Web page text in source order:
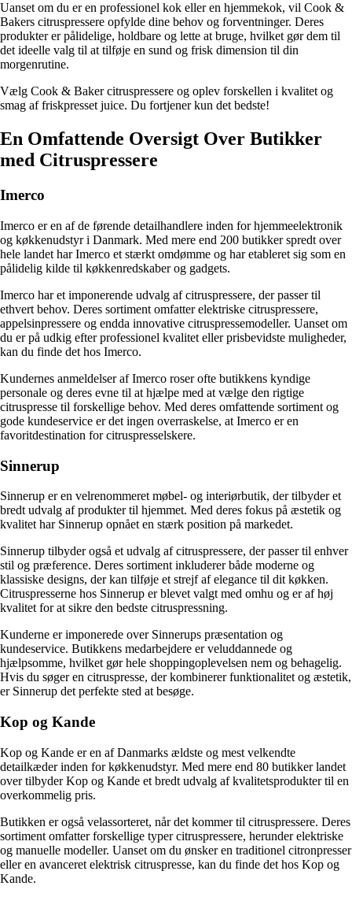
Uanset om du er en professionel kok eller en hjemmekok, vil Cook &
Bakers citruspressere opfylde dine behov og forventninger. Deres
produkter er pålidelige, holdbare og lette at bruge, hvilket gør dem til
det ideelle valg til at tilføje en sund og frisk dimension til din
morgenrutine.
Vælg Cook & Baker citruspressere og oplev forskellen i kvalitet og
smag af friskpresset juice. Du fortjener kun det bedste!
En Omfattende Oversigt Over Butikker
med Citruspressere
Imerco
Imerco er en af de førende detailhandlere inden for hjemmeelektronik
og køkkenudstyr i Danmark. Med mere end 200 butikker spredt over
hele landet har Imerco et stærkt omdømme og har etableret sig som en
pålidelig kilde til køkkenredskaber og gadgets.
Imerco har et imponerende udvalg af citruspressere, der passer til
ethvert behov. Deres sortiment omfatter elektriske citruspressere,
appelsinpressere og endda innovative citruspressemodeller. Uanset om
du er på udkig efter professionel kvalitet eller prisbevidste muligheder,
kan du finde det hos Imerco.
Kundernes anmeldelser af Imerco roser ofte butikkens kyndige
personale og deres evne til at hjælpe med at vælge den rigtige
citruspresse til forskellige behov. Med deres omfattende sortiment og
gode kundeservice er det ingen overraskelse, at Imerco er en
favoritdestination for citruspresselskere.
Sinnerup
Sinnerup er en velrenommeret møbel- og interiørbutik, der tilbyder et
bredt udvalg af produkter til hjemmet. Med deres fokus på æstetik og
kvalitet har Sinnerup opnået en stærk position på markedet.
Sinnerup tilbyder også et udvalg af citruspressere, der passer til enhver
stil og præference. Deres sortiment inkluderer både moderne og
klassiske designs, der kan tilføje et strejf af elegance til dit køkken.
Citruspresserne hos Sinnerup er blevet valgt med omhu og er af høj
kvalitet for at sikre den bedste citruspressning.
Kunderne er imponerede over Sinnerups præsentation og
kundeservice. Butikkens medarbejdere er veluddannede og
hjælpsomme, hvilket gør hele shoppingoplevelsen nem og behagelig.
Hvis du søger en citruspresse, der kombinerer funktionalitet og æstetik,
er Sinnerup det perfekte sted at besøge.
Kop og Kande
Kop og Kande er en af Danmarks ældste og mest velkendte
detailkæder inden for køkkenudstyr. Med mere end 80 butikker landet
over tilbyder Kop og Kande et bredt udvalg af kvalitetsprodukter til en
overkommelig pris.
Butikken er også velassorteret, når det kommer til citruspressere. Deres
sortiment omfatter forskellige typer citruspressere, herunder elektriske
og manuelle modeller. Uanset om du ønsker en traditionel citronpresser
eller en avanceret elektrisk citruspresse, kan du finde det hos Kop og
Kande.